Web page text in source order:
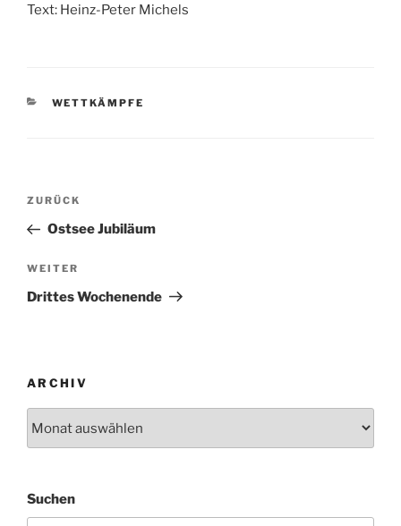
Text: Heinz-Peter Michels
KATEGORIEN
WETTKÄMPFE
Beitragsnavigation
Vorheriger
Beitrag
ZURÜCK
Ostsee Jubiläum
Nächster
Beitrag
WEITER
Drittes Wochenende
ARCHIV
Suchen